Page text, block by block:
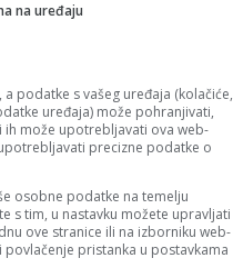
bez prolaska kroz
Jugoslavija je duži niz
režim ignorisao je
ima srpski...
pasoš Savezne
austrijsko
SE POJAM
na uređaju
podatke s vašeg uređaja (kolačiće,
uređaja) može pohranjivati,
može upotrebljavati ova web-
precizne podatke o
osobne podatke na temelju
s tim, u nastavku možete upravljati
ove stranice ili na izborniku web-
pristanka u postavkama